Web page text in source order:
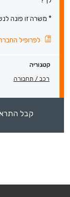
* משרה זו פונה
לפרופיל
קטגוריה
רכב / תחבורה
קבל